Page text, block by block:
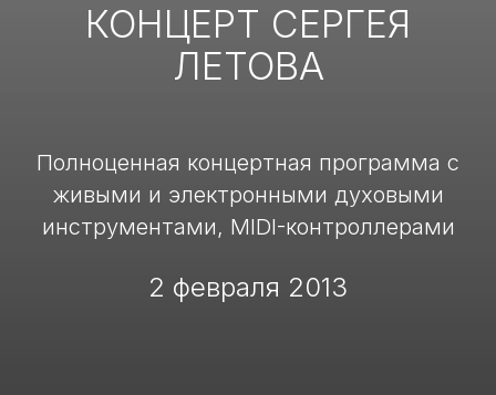
КОНЦЕРТ СЕРГЕЯ
ЛЕТОВА
Полноценная концертная программа с
живыми и электронными духовыми
инструментами, MIDI-контроллерами
2 февраля 2013